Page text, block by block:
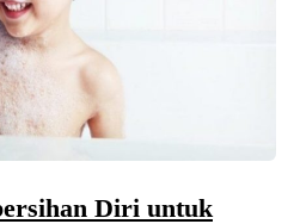
Diri untuk